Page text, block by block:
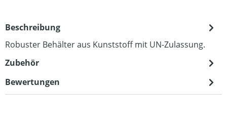
Beschreibung
Robuster Behälter aus Kunststoff mit UN-Zulassung.
Zubehör
Bewertungen